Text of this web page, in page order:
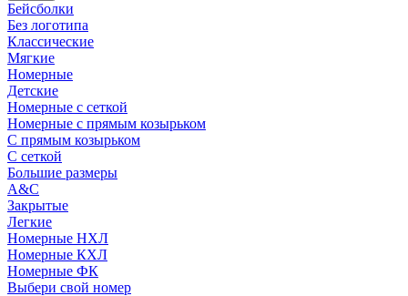
Бейсболки
Без логотипа
Классические
Мягкие
Номерные
Детские
Номерные с сеткой
Номерные с прямым козырьком
С прямым козырьком
С сеткой
Большие размеры
A&C
Закрытые
Легкие
Номерные НХЛ
Номерные КХЛ
Номерные ФК
Выбери свой номер